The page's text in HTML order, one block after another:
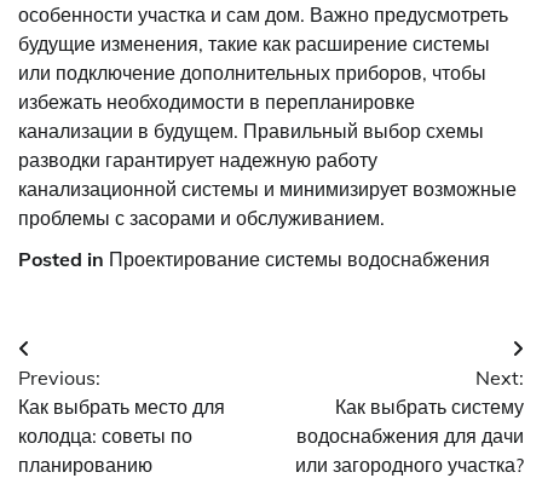
особенности участка и сам дом. Важно предусмотреть
будущие изменения, такие как расширение системы
или подключение дополнительных приборов, чтобы
избежать необходимости в перепланировке
канализации в будущем. Правильный выбор схемы
разводки гарантирует надежную работу
канализационной системы и минимизирует возможные
проблемы с засорами и обслуживанием.
Posted in Проектирование системы водоснабжения
Навигация
по
записям
Previous:
Как выбрать место для
колодца: советы по
планированию
Next:
Как выбрать систему
водоснабжения для дачи
или загородного участка?